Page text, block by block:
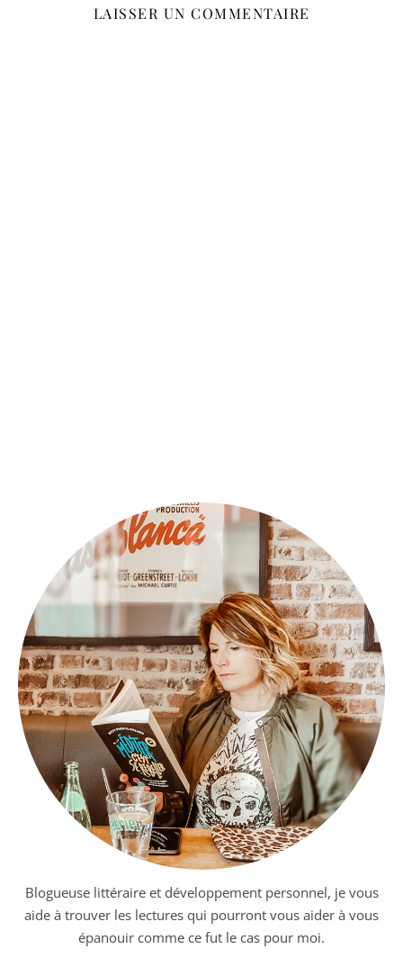
LAISSER UN COMMENTAIRE
Blogueuse littéraire et développement personnel, je vous
aide à trouver les lectures qui pourront vous aider à vous
épanouir comme ce fut le cas pour moi.